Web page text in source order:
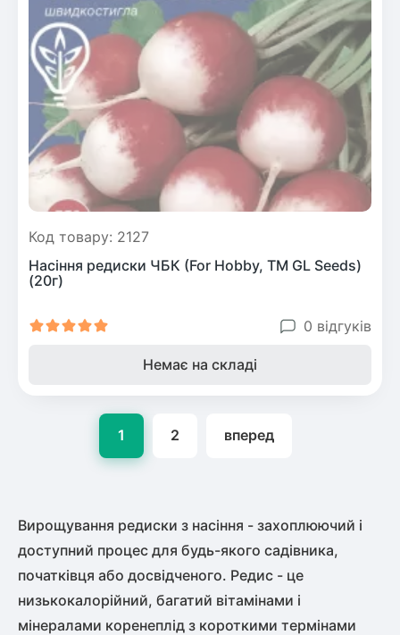
Код товару: 2127
Насіння редиски ЧБК (For Hobby, TM GL Seeds)
(20г)
0 відгуків
Немає на складі
1 2 вперед
Вирощування редиски з насіння - захоплюючий і
доступний процес для будь-якого садівника,
початківця або досвідченого. Редис - це
низькокалорійний, багатий вітамінами і
мінералами коренеплід з короткими термінами